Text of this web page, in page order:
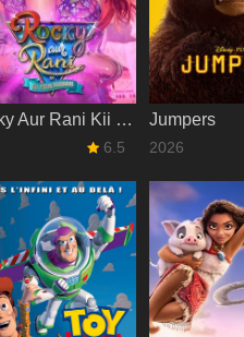
Rocky Aur Rani Kii Prem Kahaani
6.5
Jumpers
2026